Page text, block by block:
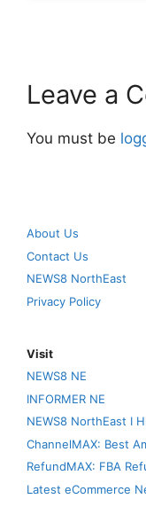
Leave a
You must be
About Us
Contact Us
NEWS8 NorthEast
Privacy Policy
Visit
NEWS8 NE
INFORMER NE
NEWS8 NorthEast I
ChannelMAX: Best
RefundMAX: FBA
Latest eCommerce